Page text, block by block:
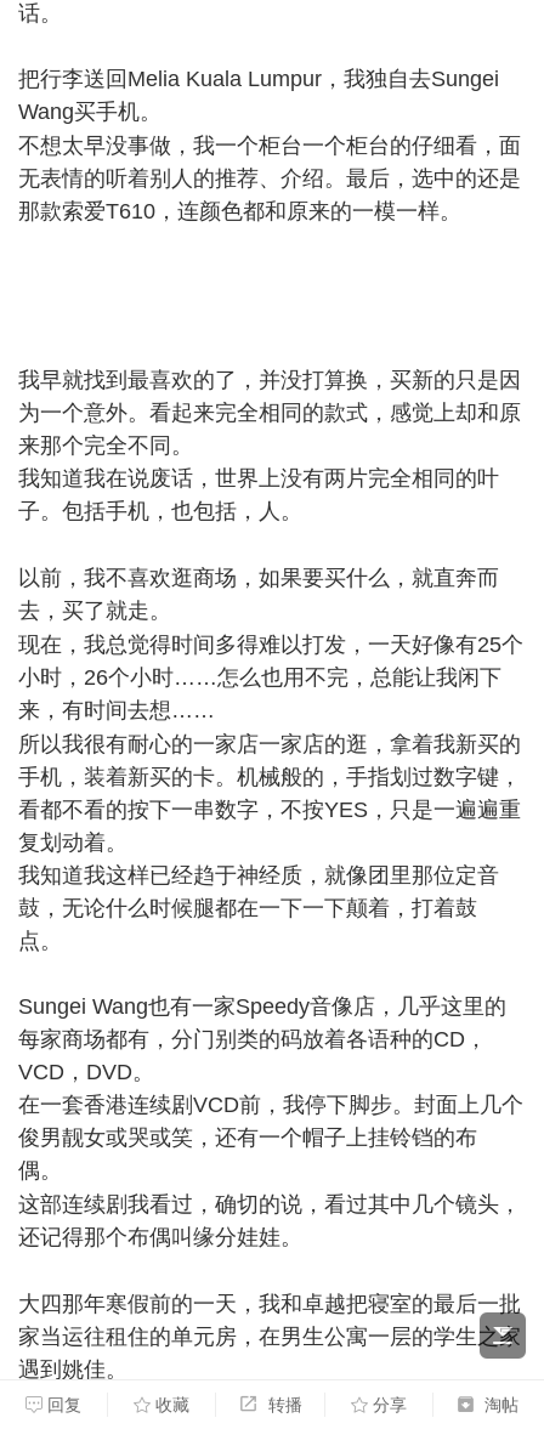
话。
把行李送回Melia Kuala Lumpur，我独自去Sungei
Wang买手机。
不想太早没事做，我一个柜台一个柜台的仔细看，面
无表情的听着别人的推荐、介绍。最后，选中的还是
那款索爱T610，连颜色都和原来的一模一样。
我早就找到最喜欢的了，并没打算换，买新的只是因
为一个意外。看起来完全相同的款式，感觉上却和原
来那个完全不同。
我知道我在说废话，世界上没有两片完全相同的叶
子。包括手机，也包括，人。
以前，我不喜欢逛商场，如果要买什么，就直奔而
去，买了就走。
现在，我总觉得时间多得难以打发，一天好像有25个
小时，26个小时……怎么也用不完，总能让我闲下
来，有时间去想……
所以我很有耐心的一家店一家店的逛，拿着我新买的
手机，装着新买的卡。机械般的，手指划过数字键，
看都不看的按下一串数字，不按YES，只是一遍遍重
复划动着。
我知道我这样已经趋于神经质，就像团里那位定音
鼓，无论什么时候腿都在一下一下颠着，打着鼓
点。
Sungei Wang也有一家Speedy音像店，几乎这里的
每家商场都有，分门别类的码放着各语种的CD，
VCD，DVD。
在一套香港连续剧VCD前，我停下脚步。封面上几个
俊男靓女或哭或笑，还有一个帽子上挂铃铛的布
偶。
这部连续剧我看过，确切的说，看过其中几个镜头，
还记得那个布偶叫缘分娃娃。
大四那年寒假前的一天，我和卓越把寝室的最后一批
家当运往租住的单元房，在男生公寓一层的学生之家
遇到姚佳。
当时，她背对着我们，长卷发波浪般披散着，站在椅
回复 收藏 转播 分享 淘帖